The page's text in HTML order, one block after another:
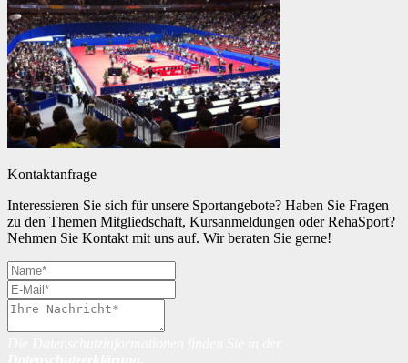
Kontaktanfrage
Interessieren Sie sich für unsere Sportangebote? Haben Sie Fragen
zu den Themen Mitgliedschaft, Kursanmeldungen oder RehaSport?
Nehmen Sie Kontakt mit uns auf. Wir beraten Sie gerne!